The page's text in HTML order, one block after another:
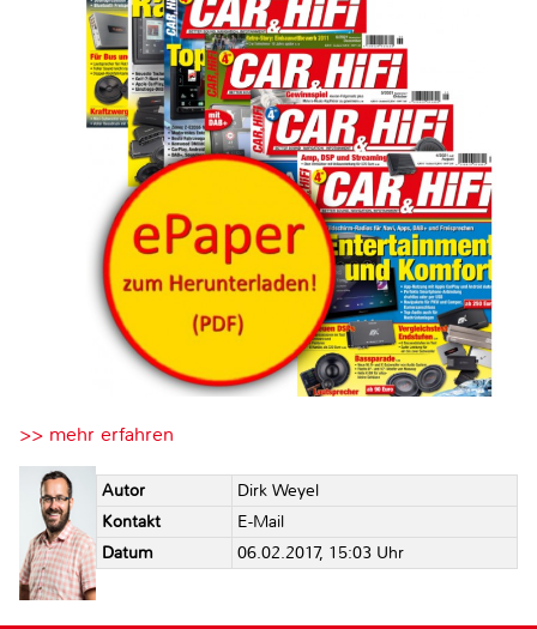
>> mehr erfahren
Autor
Dirk Weyel
Kontakt
E-Mail
Datum
06.02.2017, 15:03 Uhr